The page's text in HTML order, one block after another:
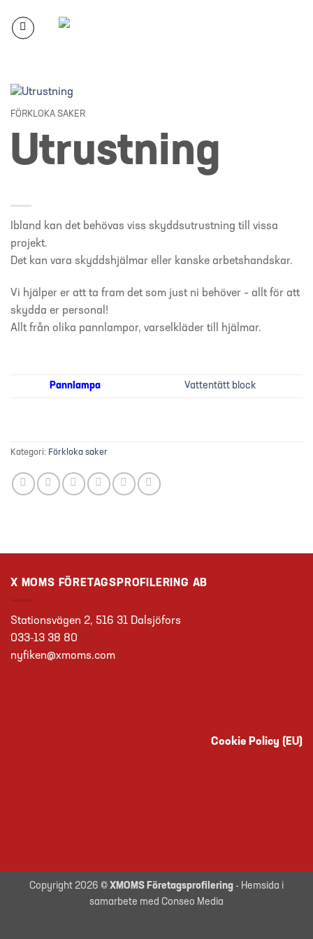
content
FÖRKLOKA SAKER
Utrustning
Ibland kan det behövas viss skyddsutrustning till vissa
projekt.
Det kan vara skyddshjälmar eller kanske arbetshandskar.
Vi hjälper er att ta fram det som just ni behöver – allt för att
skydda er personal!
Allt från olika pannlampor, varselkläder till hjälmar.
Pannlampa Vattentätt block
Kategori: Förkloka saker
X MOMS FÖRETAGSPROFILERING AB
Stationsvägen 2, 516 31 Dalsjöfors
033-13 38 80
nyfiken@xmoms.com
Cookie Policy (EU)
Copyright 2026 © XMOMS Företagsprofilering - Hemsida i
samarbete med Conseo Media